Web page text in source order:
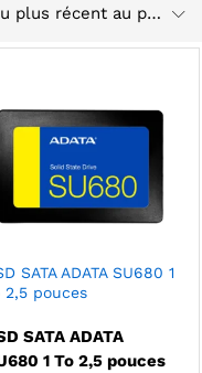
Tri du plus récent au plus ancien
SATA ADATA SU680 1
2,5 pouces
SATA ADATA
1 To 2,5 pouces